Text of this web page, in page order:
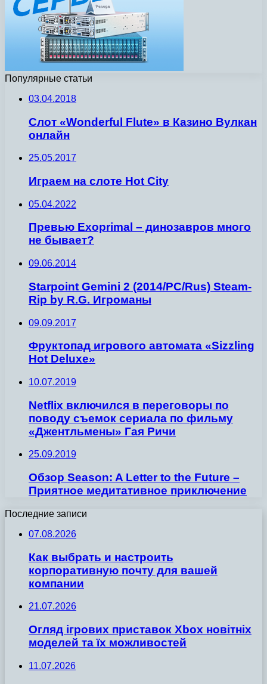
Популярные статьи
03.04.2018
Слот «Wonderful Flute» в Казино Вулкан
онлайн
25.05.2017
Играем на слоте Hot City
05.04.2022
Превью Exoprimal – динозавров много
не бывает?
09.06.2014
Starpoint Gemini 2 (2014/PC/Rus) Steam-
Rip by R.G. Игроманы
09.09.2017
Фруктопад игрового автомата «Sizzling
Hot Deluxe»
10.07.2019
Netflix включился в переговоры по
поводу съемок сериала по фильму
«Джентльмены» Гая Ричи
25.09.2019
Обзор Season: A Letter to the Future –
Приятное медитативное приключение
Последние записи
07.08.2026
Как выбрать и настроить
корпоративную почту для вашей
компании
21.07.2026
Огляд ігрових приставок Xbox новітніх
моделей та їх можливостей
11.07.2026